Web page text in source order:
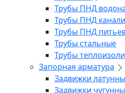
Трубы ПНД
Трубы ПНД
Трубы ПНД
Трубы стальные
Трубы
Запорная арматура
Задвижки
Задвижки